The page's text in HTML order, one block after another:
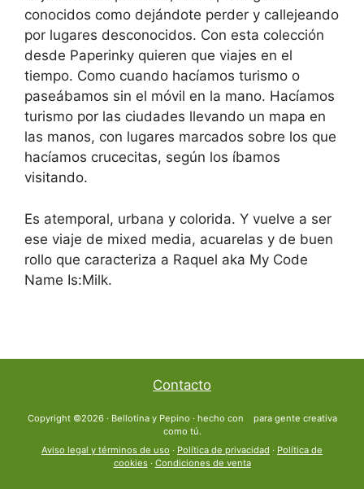
conocidos como dejándote perder y callejeando
por lugares desconocidos. Con esta colección
desde Paperinky quieren que viajes en el
tiempo. Como cuando hacíamos turismo o
paseábamos sin el móvil en la mano. Hacíamos
turismo por las ciudades llevando un mapa en
las manos, con lugares marcados sobre los que
hacíamos crucecitas, según los íbamos
visitando.
Es atemporal, urbana y colorida. Y vuelve a ser
ese viaje de mixed media, acuarelas y de buen
rollo que caracteriza a Raquel aka My Code
Name Is:Milk.
Contacto
Copyright ©2026 · Bellotina y Pepino · hecho con
para gente creativa
como tú.
Aviso legal y términos de uso · Política de privacidad · Política de
cookies· Condiciones de venta